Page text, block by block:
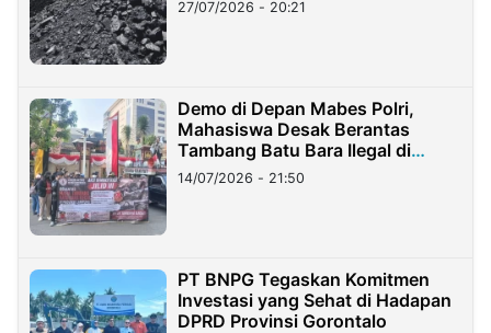
27/07/2026 - 20:21
Demo di Depan Mabes Polri,
Mahasiswa Desak Berantas
Tambang Batu Bara Ilegal di
Lampung
14/07/2026 - 21:50
PT BNPG Tegaskan Komitmen
Investasi yang Sehat di Hadapan
DPRD Provinsi Gorontalo